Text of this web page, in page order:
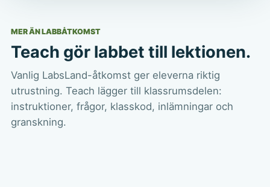
MER ÄN LABBÅTKOMST
Teach gör labbet till lektionen.
Vanlig LabsLand-åtkomst ger eleverna riktig
utrustning. Teach lägger till klassrumsdelen:
instruktioner, frågor, klasskod, inlämningar och
granskning.